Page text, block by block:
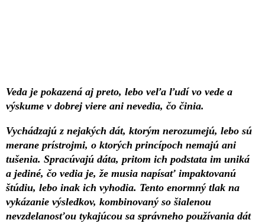
Veda je pokazená aj preto, lebo veľa ľudí vo vede a
výskume v dobrej viere ani nevedia, čo činia.
Vychádzajú z nejakých dát, ktorým nerozumejú, lebo sú
merane prístrojmi, o ktorých princípoch nemajú ani
tušenia. Spracúvajú dáta, pritom ich podstata im uniká
a jediné, čo vedia je, že musia napísať impaktovanú
štúdiu, lebo inak ich vyhodia. Tento enormný tlak na
vykázanie výsledkov, kombinovaný so šialenou
nevzdelanosťou tykajúcou sa správneho používania dát